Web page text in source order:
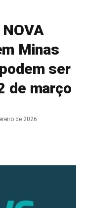
Minas
ser
de março
de 2026